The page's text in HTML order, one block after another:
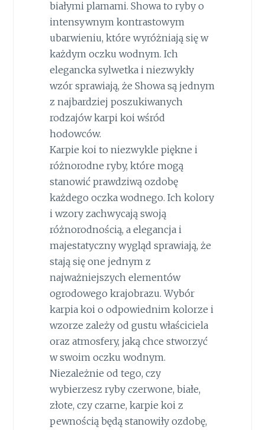
białymi plamami. Showa to ryby o
intensywnym kontrastowym
ubarwieniu, które wyróżniają się w
każdym oczku wodnym. Ich
elegancka sylwetka i niezwykły
wzór sprawiają, że Showa są jednym
z najbardziej poszukiwanych
rodzajów karpi koi wśród
hodowców.
Karpie koi to niezwykle piękne i
różnorodne ryby, które mogą
stanowić prawdziwą ozdobę
każdego oczka wodnego. Ich kolory
i wzory zachwycają swoją
różnorodnością, a elegancja i
majestatyczny wygląd sprawiają, że
stają się one jednym z
najważniejszych elementów
ogrodowego krajobrazu. Wybór
karpia koi o odpowiednim kolorze i
wzorze zależy od gustu właściciela
oraz atmosfery, jaką chce stworzyć
w swoim oczku wodnym.
Niezależnie od tego, czy
wybierzesz ryby czerwone, białe,
złote, czy czarne, karpie koi z
pewnością będą stanowiły ozdobę,